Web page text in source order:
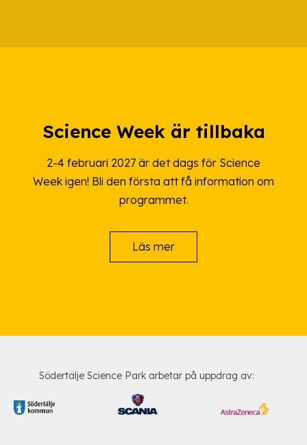
Science Week är tillbaka
2-4 februari 2027 är det dags för Science
Week igen! Bli den första att få information om
programmet.
Läs mer
Södertälje Science Park arbetar på uppdrag av: